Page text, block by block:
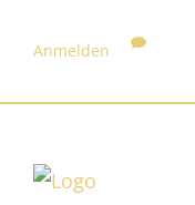
Anmelden